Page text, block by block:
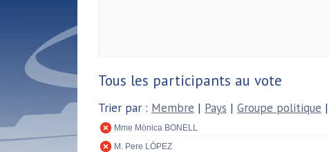
Tous les participants au vote
Trier par : Membre | Pays | Groupe politique |
Mme Mònica BONELL
M. Pere LÓPEZ